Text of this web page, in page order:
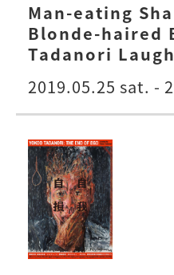
Man-eating
Blonde-haired
Tadanori
2019.05.25 sat. -